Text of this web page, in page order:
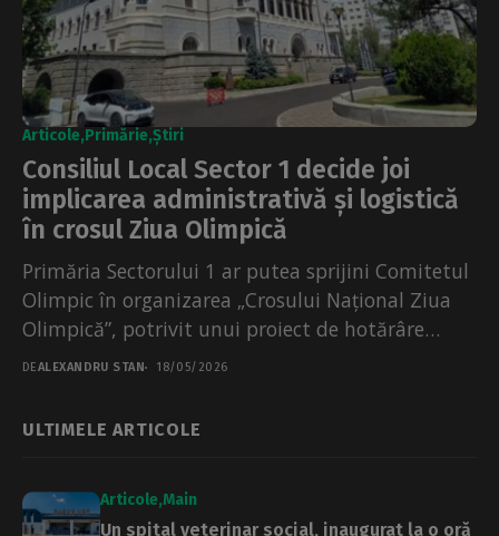
Articole Primărie Știri
Consiliul Local Sector 1 decide joi
implicarea administrativă și logistică
în crosul Ziua Olimpică
Primăria Sectorului 1 ar putea sprijini Comitetul
Olimpic în organizarea „Crosului Național Ziua
Olimpică”, potrivit unui proiect de hotărâre
lansat în consiliul local....
DEALEXANDRU STAN 18/05/2026
ULTIMELE ARTICOLE
Articole Main
Un spital veterinar social, inaugurat la o oră